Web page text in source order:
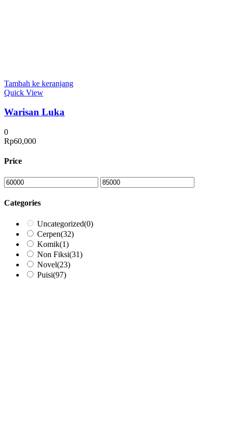
Tambah ke keranjang
Quick View
Warisan Luka
0
Rp60,000
Price
Categories
Uncategorized(0)
Cerpen(32)
Komik(1)
Non Fiksi(31)
Novel(23)
Puisi(97)